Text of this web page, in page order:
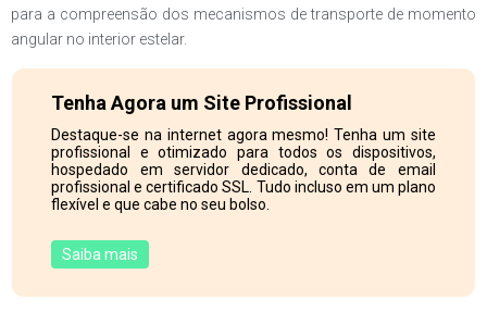
para a compreensão dos mecanismos de transporte de momento
angular no interior estelar.
Tenha Agora um Site Profissional
Destaque-se na internet agora mesmo! Tenha um site
profissional e otimizado para todos os dispositivos,
hospedado em servidor dedicado, conta de email
profissional e certificado SSL. Tudo incluso em um plano
flexível e que cabe no seu bolso.
Saiba mais